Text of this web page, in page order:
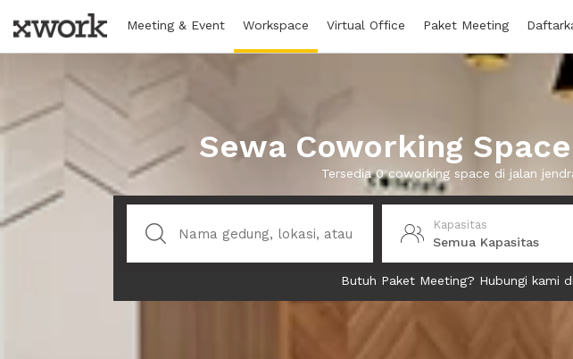
Meeting & Event Workspace Virtual Office Paket Meeting
Sewa Coworking
Tersedia 0 coworking space di jalan
Kapasitas
Semua Kapasitas
Butuh Paket Meeting? Hubungi kami